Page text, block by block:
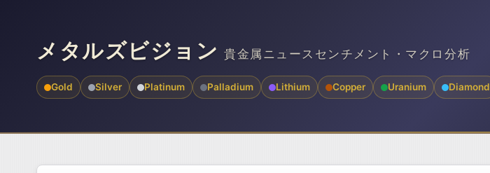
メタルズビジョン 貴金属ニュースセンチメント・マクロ分析
Gold Silver Platinum Palladium Lithium Copper Uranium Diamond